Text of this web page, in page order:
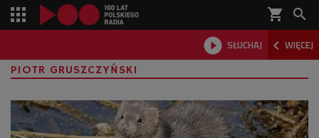
shopping_cart 
 SŁUCHAJ  WIĘCEJ

PIOTR GRUSZCZYŃSKI